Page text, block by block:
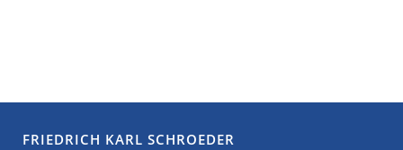
FRIEDRICH KARL SCHROEDER